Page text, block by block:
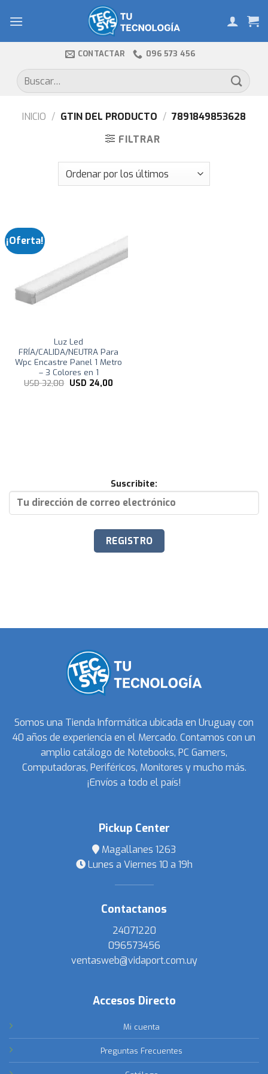
CONTACTAR 096 573 456
Buscar
por:
INICIO / GTIN DEL PRODUCTO / 7891849853628
FILTRAR
¡Oferta!
Luz Led
FRÍA/CALIDA/NEUTRA Para
Wpc Encastre Panel 1 Metro
– 3 Colores en 1
USD32,00 El
USD 24,00El
Suscribite:
Somos una Tienda Informática ubicada en Uruguay con
40 años de experiencia en el Mercado. Contamos con un
amplio catálogo de Notebooks, PC Gamers,
Computadoras, Periféricos, Monitores y mucho más.
¡Envíos a todo el país!
Pickup Center
Magallanes 1263
Lunes a Viernes 10 a 19h
Contactanos
24071220
096573456
ventasweb@vidaport.com.uy
Accesos Directo
Mi cuenta
Preguntas Frecuentes